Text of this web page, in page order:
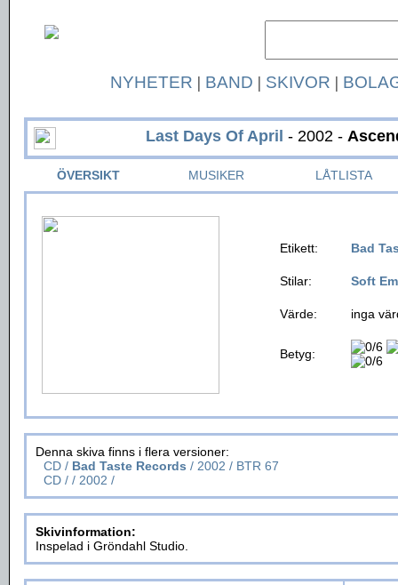
NYHETER | BAND | SKIVOR |
Last Days Of April - 2002 -
ÖVERSIKT MUSIKER LÅTLISTA
Etikett: Bad
Stilar: Soft
Värde: inga
Betyg:
Denna skiva finns i flera versioner:
CD / Bad Taste Records / 2002 / BTR 67
CD / / 2002 /
Skivinformation:
Inspelad i Gröndahl Studio.